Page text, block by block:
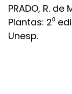
PRADO, R.
Plantas: 2⁰
Unesp.